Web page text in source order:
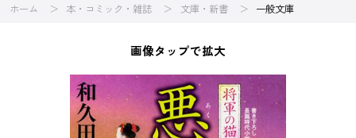
ホーム 本・コミック・雑誌 文庫・新書 一般文庫
画像タップで拡大